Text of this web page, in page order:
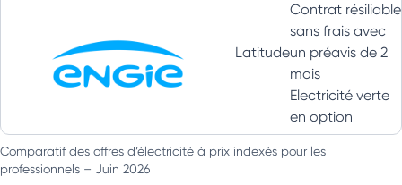
Latitude
Contrat résiliable
sans frais avec
un préavis de 2
mois
Electricité verte
en option
Comparatif des offres d’électricité à prix indexés pour les
professionnels – Juin 2026